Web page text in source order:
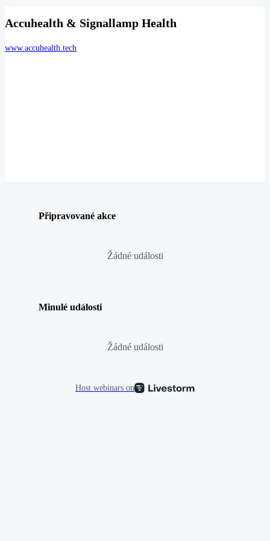
Accuhealth & Signallamp Health
www.accuhealth.tech
Připravované akce
Žádné události
Minulé události
Žádné události
Host webinars on